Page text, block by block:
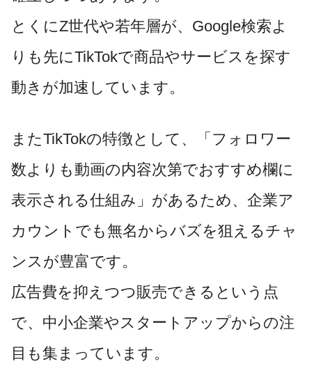
とくにZ世代や若年層が、Google検索よ
りも先にTikTokで商品やサービスを探す
動きが加速しています。
またTikTokの特徴として、「フォロワー
数よりも動画の内容次第でおすすめ欄に
表示される仕組み」があるため、企業ア
カウントでも無名からバズを狙えるチャ
ンスが豊富です。
広告費を抑えつつ販売できるという点
で、中小企業やスタートアップからの注
目も集まっています。